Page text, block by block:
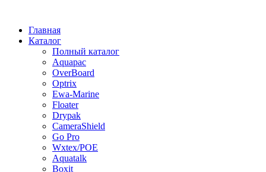
Главная
Каталог
Полный каталог
Aquapac
OverBoard
Optrix
Ewa-Marine
Floater
Drypak
CameraShield
Go Pro
Wxtex/POE
Aquatalk
Boxit